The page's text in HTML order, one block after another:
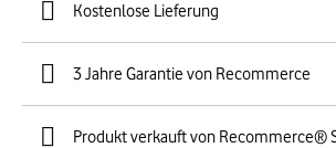
Kostenlose Lieferung
3 Jahre Garantie von Recommerce
Produkt verkauft von Recommerce®